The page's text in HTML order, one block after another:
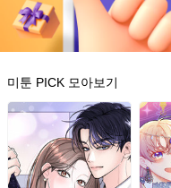
미툰 PICK 모아보기